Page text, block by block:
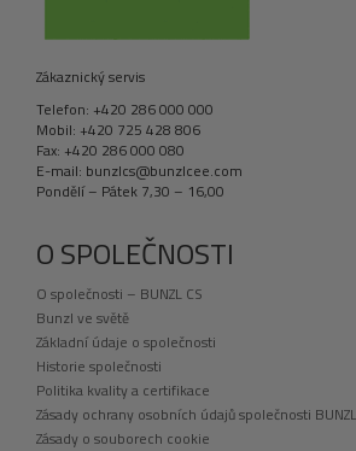
Zákaznický servis
Telefon: +420 286 000 000
Mobil: +420 725 428 806
Fax: +420 286 000 080
E-mail: bunzlcs@bunzlcee.com
Pondělí – Pátek 7,30 – 16,00
O SPOLEČNOSTI
O společnosti – BUNZL CS
Bunzl ve světě
Základní údaje o společnosti
Historie společnosti
Politika kvality a certifikace
Zásady ochrany osobních údajů společnosti
Zásady o souborech cookie